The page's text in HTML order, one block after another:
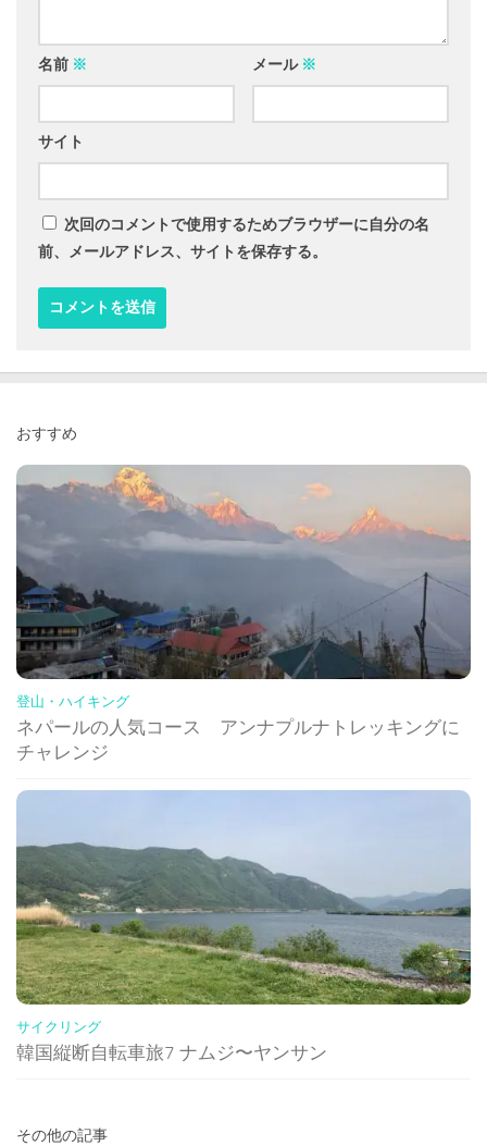
名前 ※ メール ※
サイト
次回のコメントで使用するためブラウザーに自分の名
前、メールアドレス、サイトを保存する。
おすすめ
登山・ハイキング
ネパールの人気コース アンナプルナトレッキングに
チャレンジ
サイクリング
韓国縦断自転車旅7 ナムジ〜ヤンサン
その他の記事